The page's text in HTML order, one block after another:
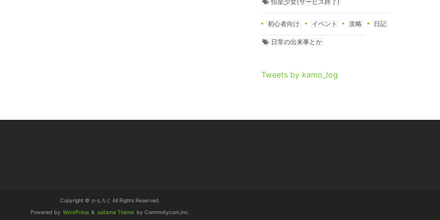
初心者向け イベント 攻略 日記
日常の出来事とか
Tweets by kamo_log
Copyright © かもろぐ All Rights Reserved.
Powered by WordPress & saitama Theme by Commnitycom,Inc.